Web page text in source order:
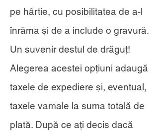
pe hârtie, cu posibilitatea de a-l
înrăma și de a include o gravură.
Un suvenir destul de drăguț!
Alegerea acestei opțiuni adaugă
taxele de expediere și, eventual,
taxele vamale la suma totală de
plată. După ce ați decis dacă